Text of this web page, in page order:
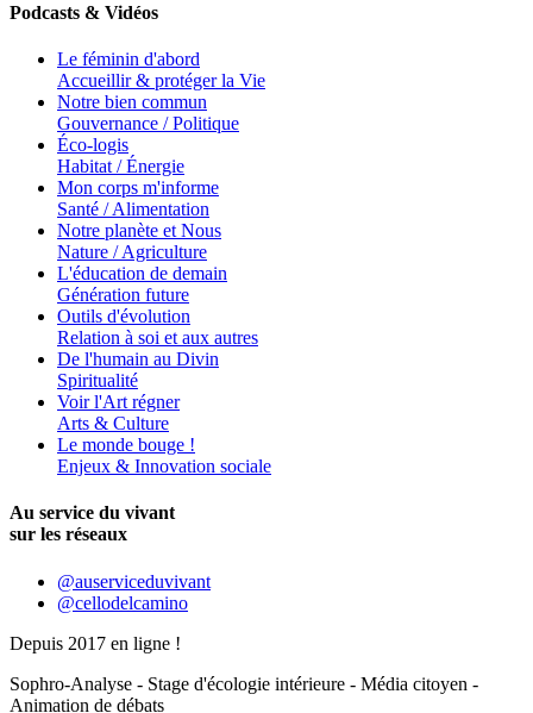
Podcasts & Vidéos
Le féminin d'abord
Accueillir & protéger la Vie
Notre bien commun
Gouvernance / Politique
Éco-logis
Habitat / Énergie
Mon corps m'informe
Santé / Alimentation
Notre planète et Nous
Nature / Agriculture
L'éducation de demain
Génération future
Outils d'évolution
Relation à soi et aux autres
De l'humain au Divin
Spiritualité
Voir l'Art régner
Arts & Culture
Le monde bouge !
Enjeux & Innovation sociale
Au service du vivant
sur les réseaux
@auserviceduvivant
@cellodelcamino
Depuis 2017 en ligne !
Sophro-Analyse - Stage d'écologie intérieure - Média citoyen -
Animation de débats